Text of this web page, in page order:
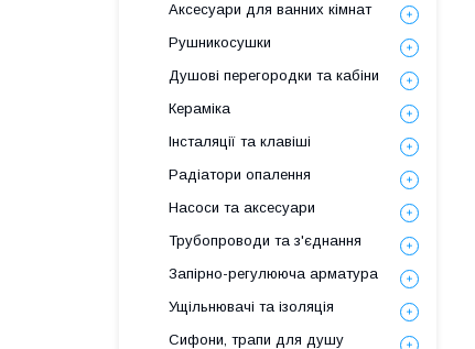
Аксесуари для ванних кімнат
Рушникосушки
Душові перегородки та кабіни
Кераміка
Інсталяції та клавіші
Радіатори опалення
Насоси та аксесуари
Трубопроводи та з'єднання
Запірно-регулююча арматура
Ущільнювачі та ізоляція
Сифони, трапи для душу